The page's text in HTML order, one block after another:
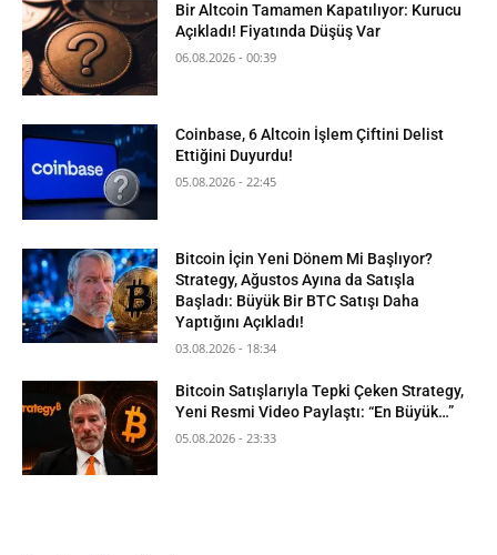
Bir Altcoin Tamamen Kapatılıyor: Kurucu
Açıkladı! Fiyatında Düşüş Var
06.08.2026 - 00:39
Coinbase, 6 Altcoin İşlem Çiftini Delist
Ettiğini Duyurdu!
05.08.2026 - 22:45
Bitcoin İçin Yeni Dönem Mi Başlıyor?
Strategy, Ağustos Ayına da Satışla
Başladı: Büyük Bir BTC Satışı Daha
Yaptığını Açıkladı!
03.08.2026 - 18:34
Bitcoin Satışlarıyla Tepki Çeken Strategy,
Yeni Resmi Video Paylaştı: “En Büyük…”
05.08.2026 - 23:33